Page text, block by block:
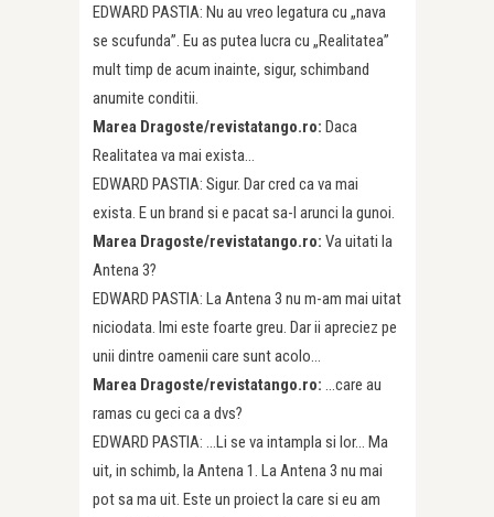
EDWARD PASTIA: Nu au vreo legatura cu „nava
se scufunda”. Eu as putea lucra cu „Realitatea”
mult timp de acum inainte, sigur, schimband
anumite conditii.
Marea Dragoste/revistatango.ro: Daca
Realitatea va mai exista…
EDWARD PASTIA: Sigur. Dar cred ca va mai
exista. E un brand si e pacat sa-l arunci la gunoi.
Marea Dragoste/revistatango.ro: Va uitati la
Antena 3?
EDWARD PASTIA: La Antena 3 nu m-am mai uitat
niciodata. Imi este foarte greu. Dar ii apreciez pe
unii dintre oamenii care sunt acolo…
Marea Dragoste/revistatango.ro: …care au
ramas cu geci ca a dvs?
EDWARD PASTIA: …Li se va intampla si lor… Ma
uit, in schimb, la Antena 1. La Antena 3 nu mai
pot sa ma uit. Este un proiect la care si eu am